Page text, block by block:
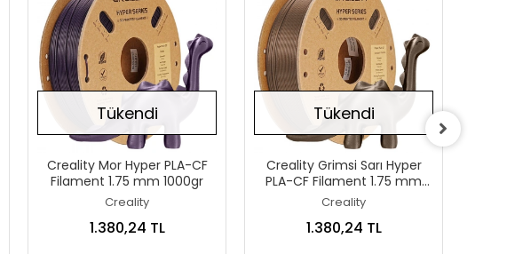
Tükendi
Creality Mor Hyper PLA-CF
Filament 1.75 mm 1000gr
Creality
1.380,24 TL
Tükendi
Creality Grimsi Sarı Hyper
PLA-CF Filament 1.75 mm
1000gr
Creality
1.380,24 TL